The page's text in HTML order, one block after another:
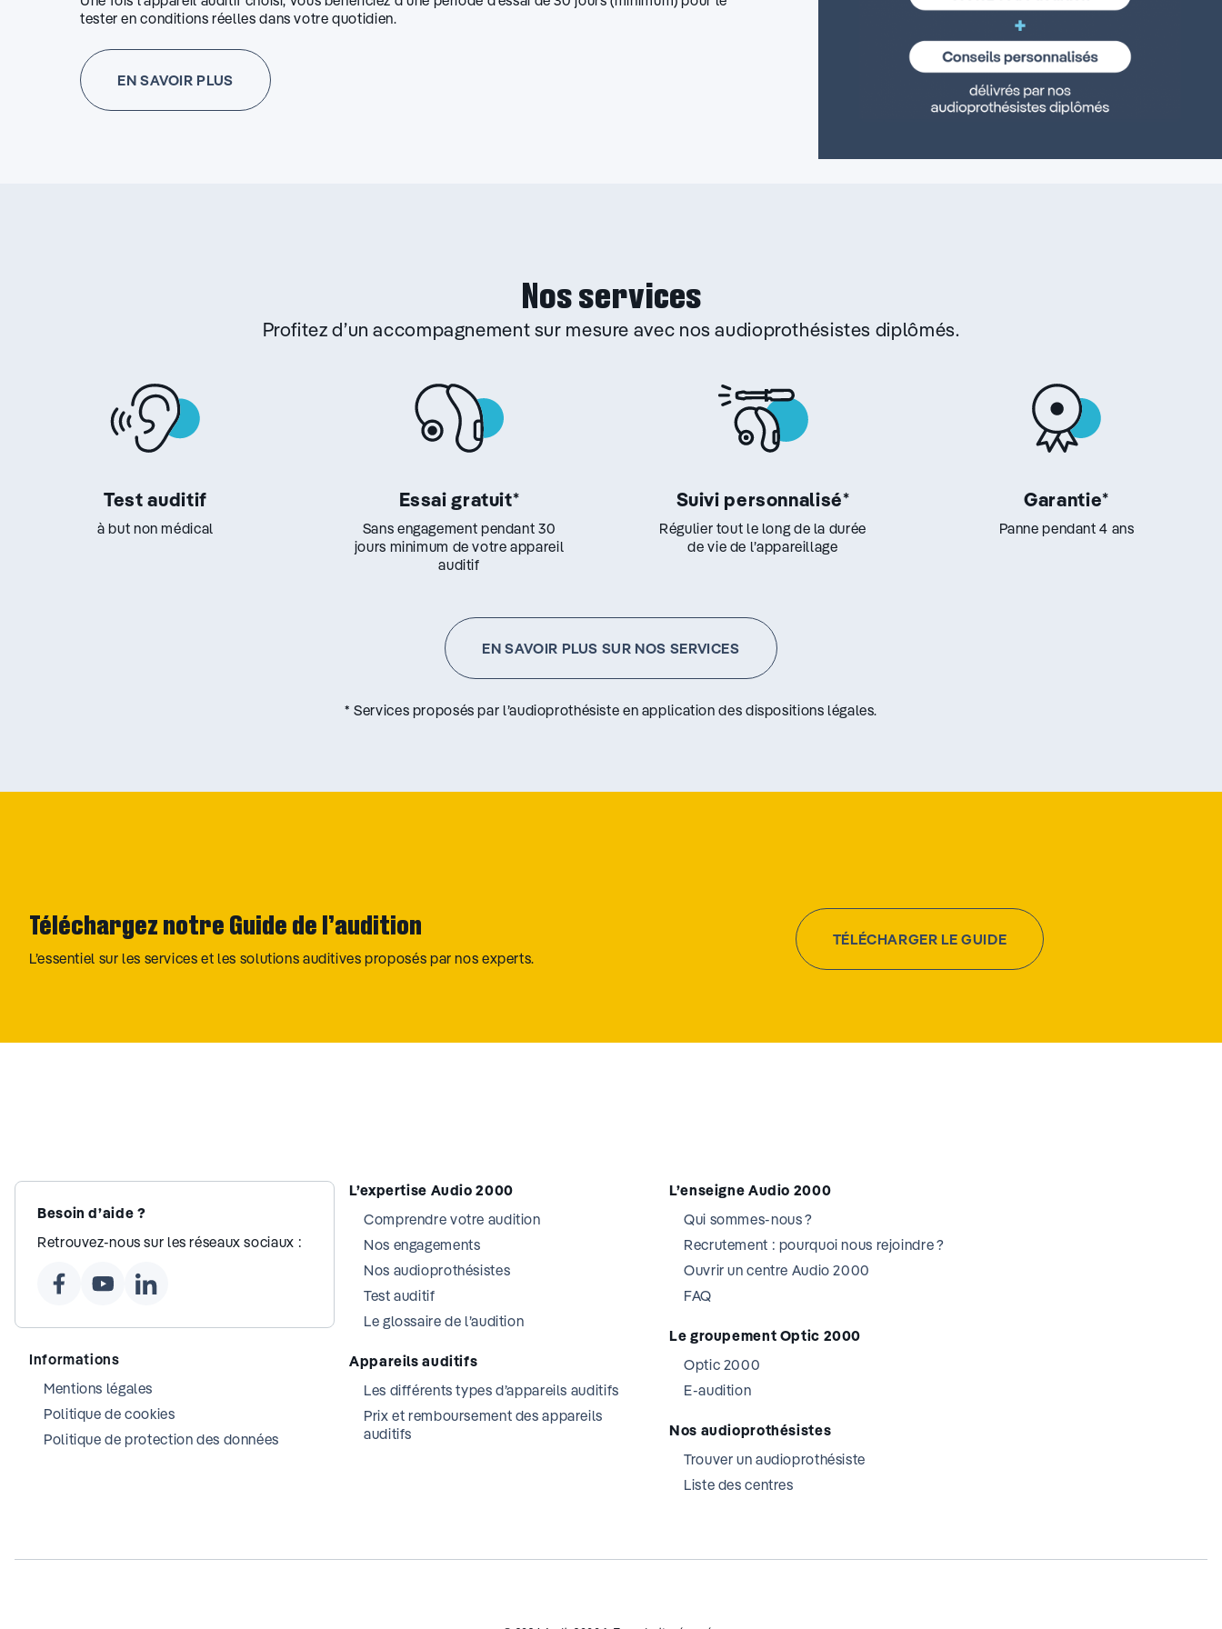
tester en conditions réelles dans votre quotidien.
EN SAVOIR PLUS
Nos services
Profitez d’un accompagnement sur mesure avec nos audioprothésistes diplômés.
Test auditif
à but non médical
Essai gratuit*
Sans engagement pendant 30
jours minimum de votre appareil
auditif
Suivi personnalisé*
Régulier tout le long de la durée
de vie de l’appareillage
Garantie*
Panne pendant 4 ans
EN SAVOIR PLUS SUR NOS SERVICES
* Services proposés par l’audioprothésiste en application des dispositions légales.
Téléchargez notre Guide de l’audition
L’essentiel sur les services et les solutions auditives proposés par nos experts.
TÉLÉCHARGER LE GUIDE
Besoin d’aide ?
Retrouvez-nous sur les réseaux sociaux :
Informations
Mentions légales
Politique de cookies
Politique de protection des données
L’expertise Audio 2000
Comprendre votre audition
Nos engagements
Nos audioprothésistes
Test auditif
Le glossaire de l’audition
Appareils auditifs
Les différents types d’appareils auditifs
Prix et remboursement des appareils
auditifs
L’enseigne Audio 2000
Qui sommes-nous ?
Recrutement : pourquoi nous rejoindre ?
Ouvrir un centre Audio 2000
FAQ
Le groupement Optic 2000
Optic 2000
E-audition
Nos audioprothésistes
Trouver un audioprothésiste
Liste des centres